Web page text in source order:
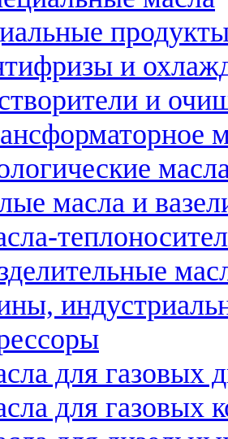
и
и
масла и
для газовых
для газовых